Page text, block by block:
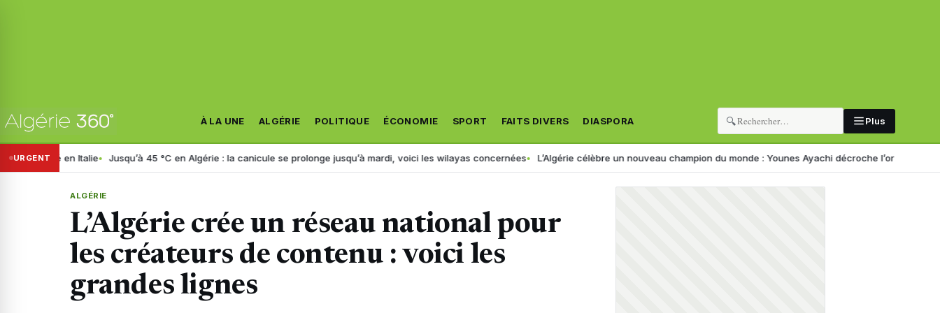
À LA UNE ALGÉRIE POLITIQUE ÉCONOMIE SPORT FAITS DIVERS DIASPORA 🔍 Plus
URGENT
Italie Jusqu’à 45 °C en Algérie : la canicule se prolonge jusqu’à mardi, voici les wilayas concernées L’Algérie célèbre un nouveau champion du monde : Younes Ayachi décroche l’or à Eugene Corruption
ALGÉRIE
L’Algérie crée un réseau national pour
les créateurs de contenu : voici les
grandes lignes